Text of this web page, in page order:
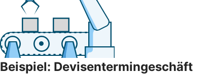
Beispiel: Devisentermingeschäft